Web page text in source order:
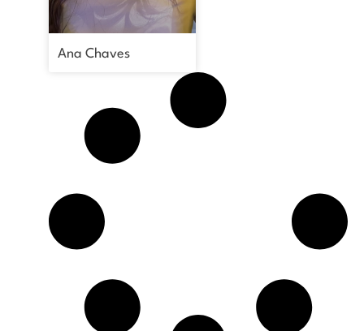
Ana Chaves